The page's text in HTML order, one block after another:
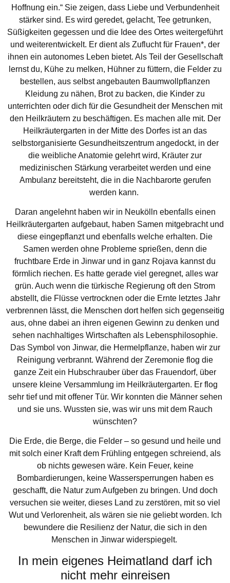
Hoffnung ein.“ Sie zeigen, dass Liebe und Verbundenheit
stärker sind. Es wird geredet, gelacht, Tee getrunken,
Süßigkeiten gegessen und die Idee des Ortes weitergeführt
und weiterentwickelt. Er dient als Zuflucht für Frauen*, der
ihnen ein autonomes Leben bietet. Als Teil der Gesellschaft
lernst du, Kühe zu melken, Hühner zu füttern, die Felder zu
bestellen, aus selbst angebauten Baumwollpflanzen
Kleidung zu nähen, Brot zu backen, die Kinder zu
unterrichten oder dich für die Gesundheit der Menschen mit
den Heilkräutern zu beschäftigen. Es machen alle mit. Der
Heilkräutergarten in der Mitte des Dorfes ist an das
selbstorganisierte Gesundheitszentrum angedockt, in der
die weibliche Anatomie gelehrt wird, Kräuter zur
medizinischen Stärkung verarbeitet werden und eine
Ambulanz bereitsteht, die in die Nachbarorte gerufen
werden kann.
Daran angelehnt haben wir in Neukölln ebenfalls einen
Heilkräutergarten aufgebaut, haben Samen mitgebracht und
diese eingepflanzt und ebenfalls welche erhalten. Die
Samen werden ohne Probleme sprießen, denn die
fruchtbare Erde in Jinwar und in ganz Rojava kannst du
förmlich riechen. Es hatte gerade viel geregnet, alles war
grün. Auch wenn die türkische Regierung oft den Strom
abstellt, die Flüsse vertrocknen oder die Ernte letztes Jahr
verbrennen lässt, die Menschen dort helfen sich gegenseitig
aus, ohne dabei an ihren eigenen Gewinn zu denken und
sehen nachhaltiges Wirtschaften als Lebensphilosophie.
Das Symbol von Jinwar, die Hermelpflanze, haben wir zur
Reinigung verbrannt. Während der Zeremonie flog die
ganze Zeit ein Hubschrauber über das Frauendorf, über
unsere kleine Versammlung im Heilkräutergarten. Er flog
sehr tief und mit offener Tür. Wir konnten die Männer sehen
und sie uns. Wussten sie, was wir uns mit dem Rauch
wünschten?
Die Erde, die Berge, die Felder – so gesund und heile und
mit solch einer Kraft dem Frühling entgegen schreiend, als
ob nichts gewesen wäre. Kein Feuer, keine
Bombardierungen, keine Wassersperrungen haben es
geschafft, die Natur zum Aufgeben zu bringen. Und doch
versuchen sie weiter, dieses Land zu zerstören, mit so viel
Wut und Verlorenheit, als wären sie nie geliebt worden. Ich
bewundere die Resilienz der Natur, die sich in den
Menschen in Jinwar widerspiegelt.
In mein eigenes Heimatland darf ich
nicht mehr einreisen